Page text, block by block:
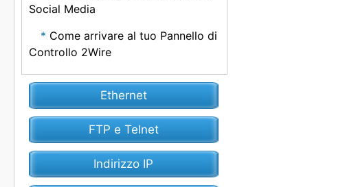
Social Media
Come arrivare al tuo Pannello di
Controllo 2Wire
Ethernet
FTP e Telnet
Indirizzo IP